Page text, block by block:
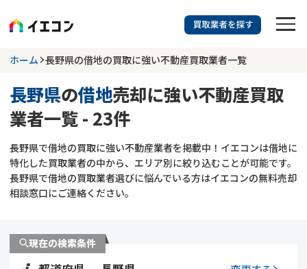
訳あり物件に強い業者を探す
長野県 借地
更新日 :2026年07月31日
業者を探す
空き家
不動産コラム
ホーム 長野県の借地の買取に強い不動産買取業者一覧
長野県の借地売却に強い不動産買取
業者一覧 - 23件
長野県で借地の買取に強い不動産業者を掲載中！イエコンは借地に
特化した買取業者の中から、エリア別に絞り込むことが可能です。
長野県で借地の買取業者選びに悩んでいる方はイエコンの無料売却
相談窓口にご連絡ください。
現在の検索条件